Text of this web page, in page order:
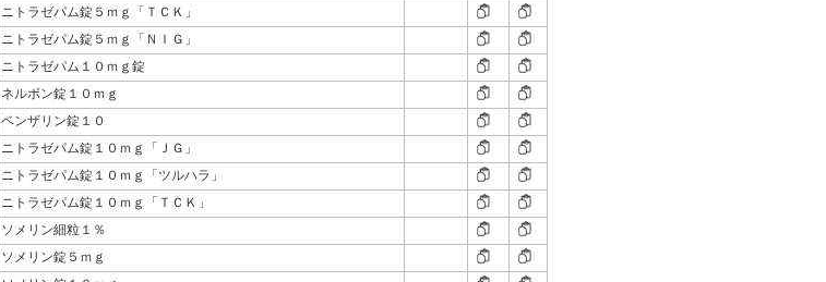
ニトラゼパム錠５ｍｇ「ＴＣＫ」
ニトラゼパム錠５ｍｇ「ＮＩＧ」
ニトラゼパム１０ｍｇ錠
ネルボン錠１０ｍｇ
ベンザリン錠１０
ニトラゼパム錠１０ｍｇ「ＪＧ」
ニトラゼパム錠１０ｍｇ「ツルハラ」
ニトラゼパム錠１０ｍｇ「ＴＣＫ」
ソメリン細粒１％
ソメリン錠５ｍｇ